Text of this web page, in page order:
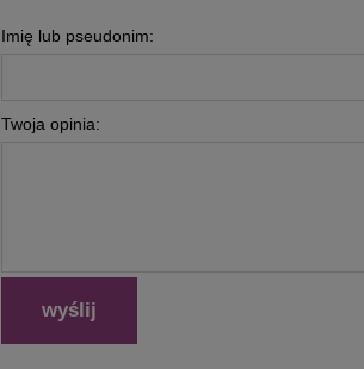
Imię lub pseudonim:
Twoja opinia:
wyślij